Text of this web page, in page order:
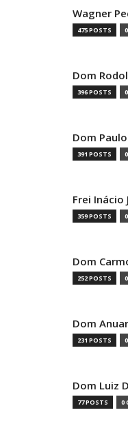
Wagner
475 POSTS
Dom
396 POSTS
Dom
391 POSTS
Frei Inácio
359 POSTS
Dom
252 POSTS
Dom
231 POSTS
Dom Luiz
77 POSTS 0